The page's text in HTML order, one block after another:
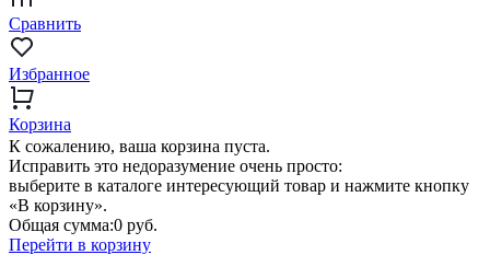
Сравнить
Избранное
Корзина
К сожалению, ваша корзина пуста.
Исправить это недоразумение очень просто:
выберите в каталоге интересующий товар и нажмите кнопку
«В корзину».
Общая сумма:0 руб.
Перейти в корзину